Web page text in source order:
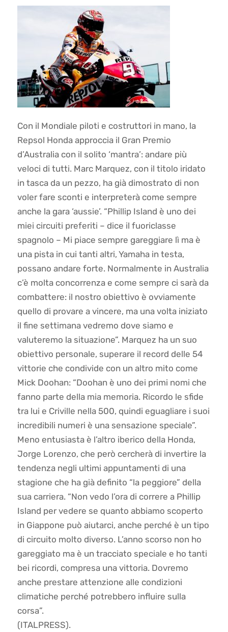
Con il Mondiale piloti e costruttori in mano, la
Repsol Honda approccia il Gran Premio
d’Australia con il solito ‘mantra’: andare più
veloci di tutti. Marc Marquez, con il titolo iridato
in tasca da un pezzo, ha già dimostrato di non
voler fare sconti e interpreterà come sempre
anche la gara ‘aussie’. “Phillip Island è uno dei
miei circuiti preferiti – dice il fuoriclasse
spagnolo – Mi piace sempre gareggiare lì ma è
una pista in cui tanti altri, Yamaha in testa,
possano andare forte. Normalmente in Australia
c’è molta concorrenza e come sempre ci sarà da
combattere: il nostro obiettivo è ovviamente
quello di provare a vincere, ma una volta iniziato
il fine settimana vedremo dove siamo e
valuteremo la situazione”. Marquez ha un suo
obiettivo personale, superare il record delle 54
vittorie che condivide con un altro mito come
Mick Doohan: “Doohan è uno dei primi nomi che
fanno parte della mia memoria. Ricordo le sfide
tra lui e Criville nella 500, quindi eguagliare i suoi
incredibili numeri è una sensazione speciale”.
Meno entusiasta è l’altro iberico della Honda,
Jorge Lorenzo, che però cercherà di invertire la
tendenza negli ultimi appuntamenti di una
stagione che ha già definito “la peggiore” della
sua carriera. “Non vedo l’ora di correre a Phillip
Island per vedere se quanto abbiamo scoperto
in Giappone può aiutarci, anche perché è un tipo
di circuito molto diverso. L’anno scorso non ho
gareggiato ma è un tracciato speciale e ho tanti
bei ricordi, compresa una vittoria. Dovremo
anche prestare attenzione alle condizioni
climatiche perché potrebbero influire sulla
corsa”.
(ITALPRESS).